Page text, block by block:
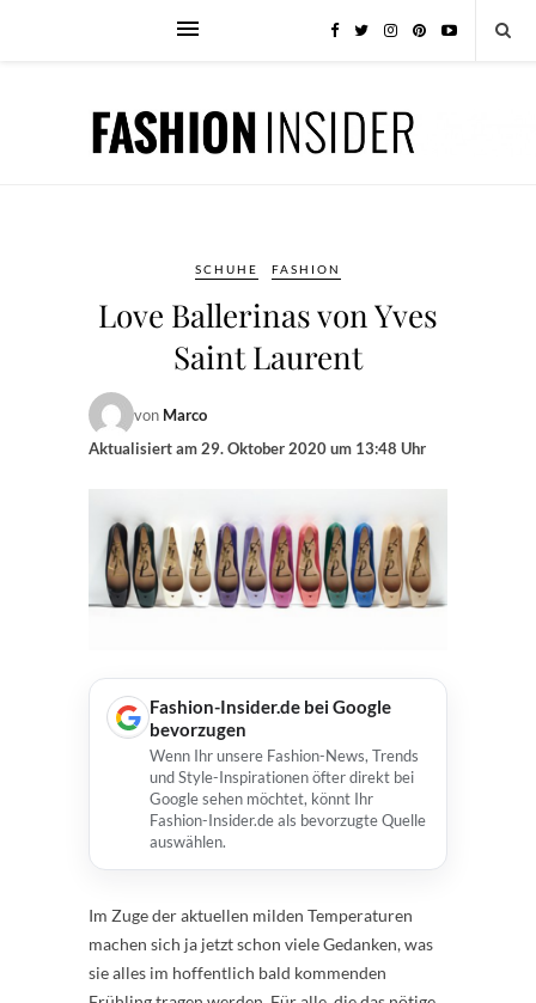
SCHUHE FASHION
Love Ballerinas von Yves
Saint Laurent
von Marco
Aktualisiert am29. Oktober 2020 um 13:48 Uhr
Fashion-Insider.de bei Google
bevorzugen
Wenn Ihr unsere Fashion-News, Trends
und Style-Inspirationen öfter direkt bei
Google sehen möchtet, könnt Ihr
Fashion-Insider.de als bevorzugte Quelle
auswählen.
Im Zuge der aktuellen milden Temperaturen
machen sich ja jetzt schon viele Gedanken, was
sie alles im hoffentlich bald kommenden